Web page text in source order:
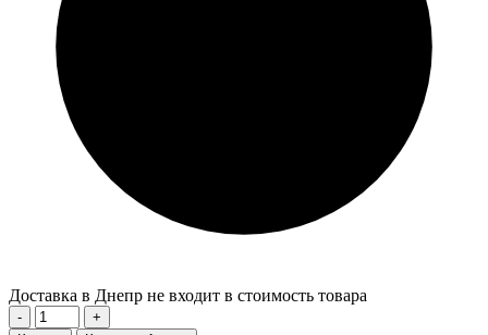
Доставка в Днепр не входит в стоимость товара
-
+